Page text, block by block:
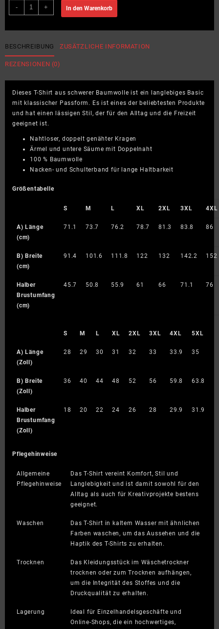
-
Die
drei
das
verfluchte
Board
–
BigSize
Menge
+ In den Warenkorb
BESCHREIBUNG ZUSÄTZLICHE INFORMATION
REZENSIONEN (0)
Dieses T-Shirt aus schwerer Baumwolle ist ein langlebiges Basic
mit klassischer Passform. Es ist eines der beliebtesten Produkte
und hat einen lässigen Stil, der für den Alltag und die Freizeit
geeignet ist.
Nahtloser, doppelt genähter Kragen
Ärmel und untere Säume mit Doppelnaht
100 % Baumwolle
Nacken- und Schulterband für lange Haltbarkeit
Größentabelle
S M L XL 2XL 3XL 4XL
A) Länge
(cm)
71.1 73.7 76.2 78.7 81.3 83.8 86
B) Breite
(cm)
91.4 101.6 111.8 122 132 142.2 152
Halber
Brustumfang
(cm)
45.7 50.8 55.9 61 66 71.1 76
S M L XL 2XL 3XL 4XL 5XL
A) Länge
(Zoll)
28 29 30 31 32 33 33.9 35
B) Breite
(Zoll)
36 40 44 48 52 56 59.8 63.8
Halber
Brustumfang
(Zoll)
18 20 22 24 26 28 29.9 31.9
Pflegehinweise
Allgemeine
Pflegehinweise
Das T-Shirt vereint Komfort, Stil und
Langlebigkeit und ist damit sowohl für den
Alltag als auch für Kreativprojekte bestens
geeignet.
Waschen
Das T-Shirt in kaltem Wasser mit ähnlichen
Farben waschen, um das Aussehen und die
Haptik des T-Shirts zu erhalten.
Trocknen
Das Kleidungsstück im Wäschetrockner
trocknen oder zum Trocknen aufhängen,
um die Integrität des Stoffes und die
Druckqualität zu erhalten.
Lagerung
Ideal für Einzelhandelsgeschäfte und
Online-Shops, die ein hochwertiges,